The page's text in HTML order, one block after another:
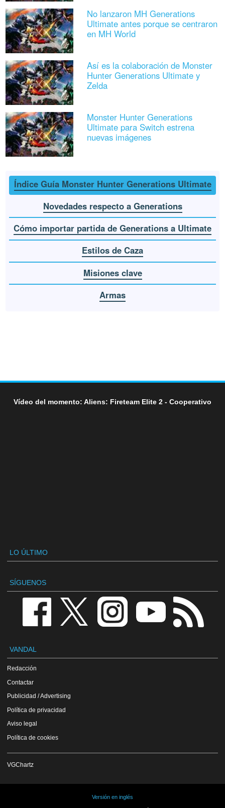
No lanzaron MH Generations
Ultimate antes porque se centraron
en MH World
Así es la colaboración de Monster
Hunter Generations Ultimate y
Zelda
Monster Hunter Generations
Ultimate para Switch estrena
nuevas imágenes
Índice Guía Monster Hunter Generations Ultimate
Novedades respecto a Generations
Cómo importar partida de Generations a Ultimate
Estilos de Caza
Misiones clave
Armas
Vídeo del momento: Aliens: Fireteam Elite 2 - Cooperativo
LO ÚLTIMO
SÍGUENOS
VANDAL
Redacción
Contactar
Publicidad / Advertising
Política de privacidad
Aviso legal
Política de cookies
VGChartz
Versión en inglés